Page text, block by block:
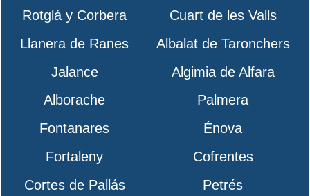
Rotglá y Corbera
Cuart de les Valls
Llanera de Ranes
Albalat de Taronchers
Jalance
Algimia de Alfara
Alborache
Palmera
Fontanares
Énova
Fortaleny
Cofrentes
Cortes de Pallás
Petrés